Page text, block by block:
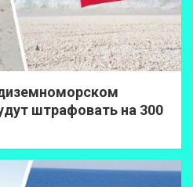
штрафовать на 300